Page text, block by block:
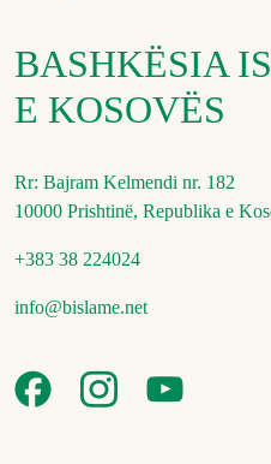
BASHKËSIA
E KOSOVËS
Rr: Bajram Kelmendi nr. 182
10000 Prishtinë, Republika e
+383 38 224024
info@bislame.net